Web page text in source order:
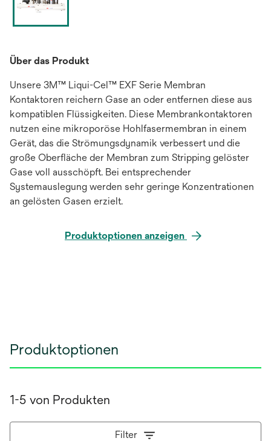
Über das Produkt
Unsere 3M™ Liqui-Cel™ EXF Serie Membran
Kontaktoren reichern Gase an oder entfernen diese aus
kompatiblen Flüssigkeiten. Diese Membrankontaktoren
nutzen eine mikroporöse Hohlfasermembran in einem
Gerät, das die Strömungsdynamik verbessert und die
große Oberfläche der Membran zum Stripping gelöster
Gase voll ausschöpft. Bei entsprechender
Systemauslegung werden sehr geringe Konzentrationen
an gelösten Gasen erzielt.
Produktoptionen anzeigen
Produktoptionen
1-5 von Produkten
Filter